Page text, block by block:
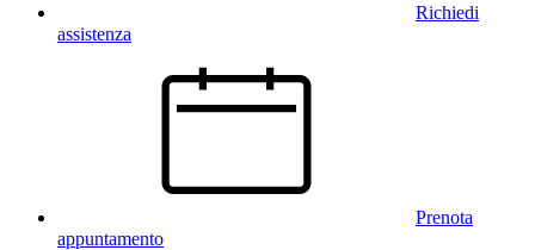
Richiedi
assistenza
Prenota
appuntamento